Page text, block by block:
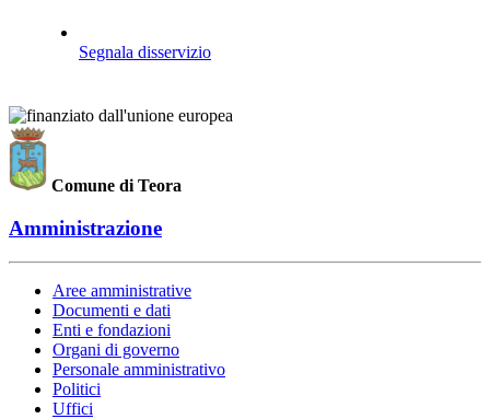
Segnala disservizio
Comune di Teora
Amministrazione
Aree amministrative
Documenti e dati
Enti e fondazioni
Organi di governo
Personale amministrativo
Politici
Uffici